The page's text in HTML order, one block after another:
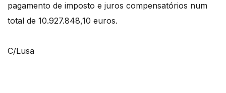
pagamento de imposto e juros compensatórios num
total de 10.927.848,10 euros.
C/Lusa